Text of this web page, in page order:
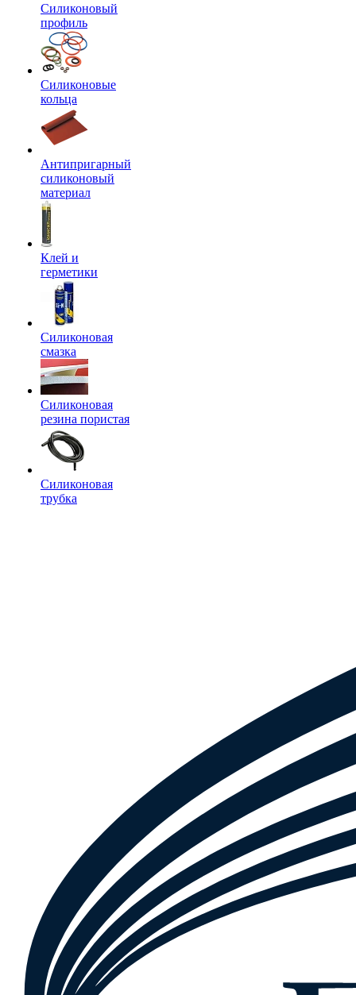
Силиконовый
профиль
Силиконовые
кольца
Антипригарный
силиконовый
материал
Клей и
герметики
Силиконовая
смазка
Силиконовая
резина пористая
Силиконовая
трубка